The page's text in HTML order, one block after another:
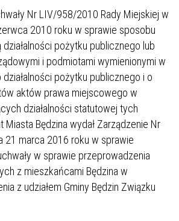
Nr LIV/958/2010 Rady Miejskiej w
2010 roku w sprawie sposobu
działalności pożytku publicznego lub
i podmiotami wymienionymi w
pożytku publicznego i o
aktów prawa miejscowego w
działalności statutowej tych
Miasta Będzina wydał Zarządzenie Nr
21 marca 2016 roku w sprawie
w sprawie przeprowadzenia
z mieszkańcami Będzina w
z udziałem Gminy Będzin Związku